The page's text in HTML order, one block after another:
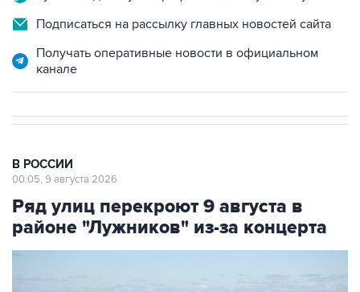
Подписаться на рассылку главных новостей сайта
Получать оперативные новости в официальном
канале
В РОССИИ
00:05, 9 августа 2026
Ряд улиц перекроют 9 августа в
районе "Лужников" из-за концерта